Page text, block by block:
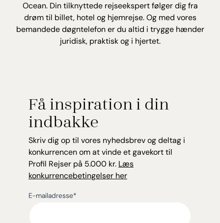
Ocean. Din tilknyttede rejseekspert følger dig fra
drøm til billet, hotel og hjemrejse. Og med vores
bemandede døgntelefon er du altid i trygge hænder
juridisk, praktisk og i hjertet.
Få inspiration i din
indbakke
Skriv dig op til vores nyhedsbrev og deltag i
konkurrencen om at vinde et gavekort til
Profil Rejser på 5.000 kr. Læs
konkurrencebetingelser her
E-mailadresse*